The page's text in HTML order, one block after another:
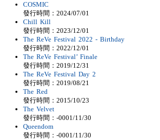
COSMIC
發行時間：2024/07/01
Chill Kill
發行時間：2023/12/01
The ReVe Festival 2022 - Birthday
發行時間：2022/12/01
The ReVe Festival’ Finale
發行時間：2019/12/31
The ReVe Festival Day 2
發行時間：2019/08/21
The Red
發行時間：2015/10/23
The Velvet
發行時間：-0001/11/30
Queendom
發行時間：-0001/11/30